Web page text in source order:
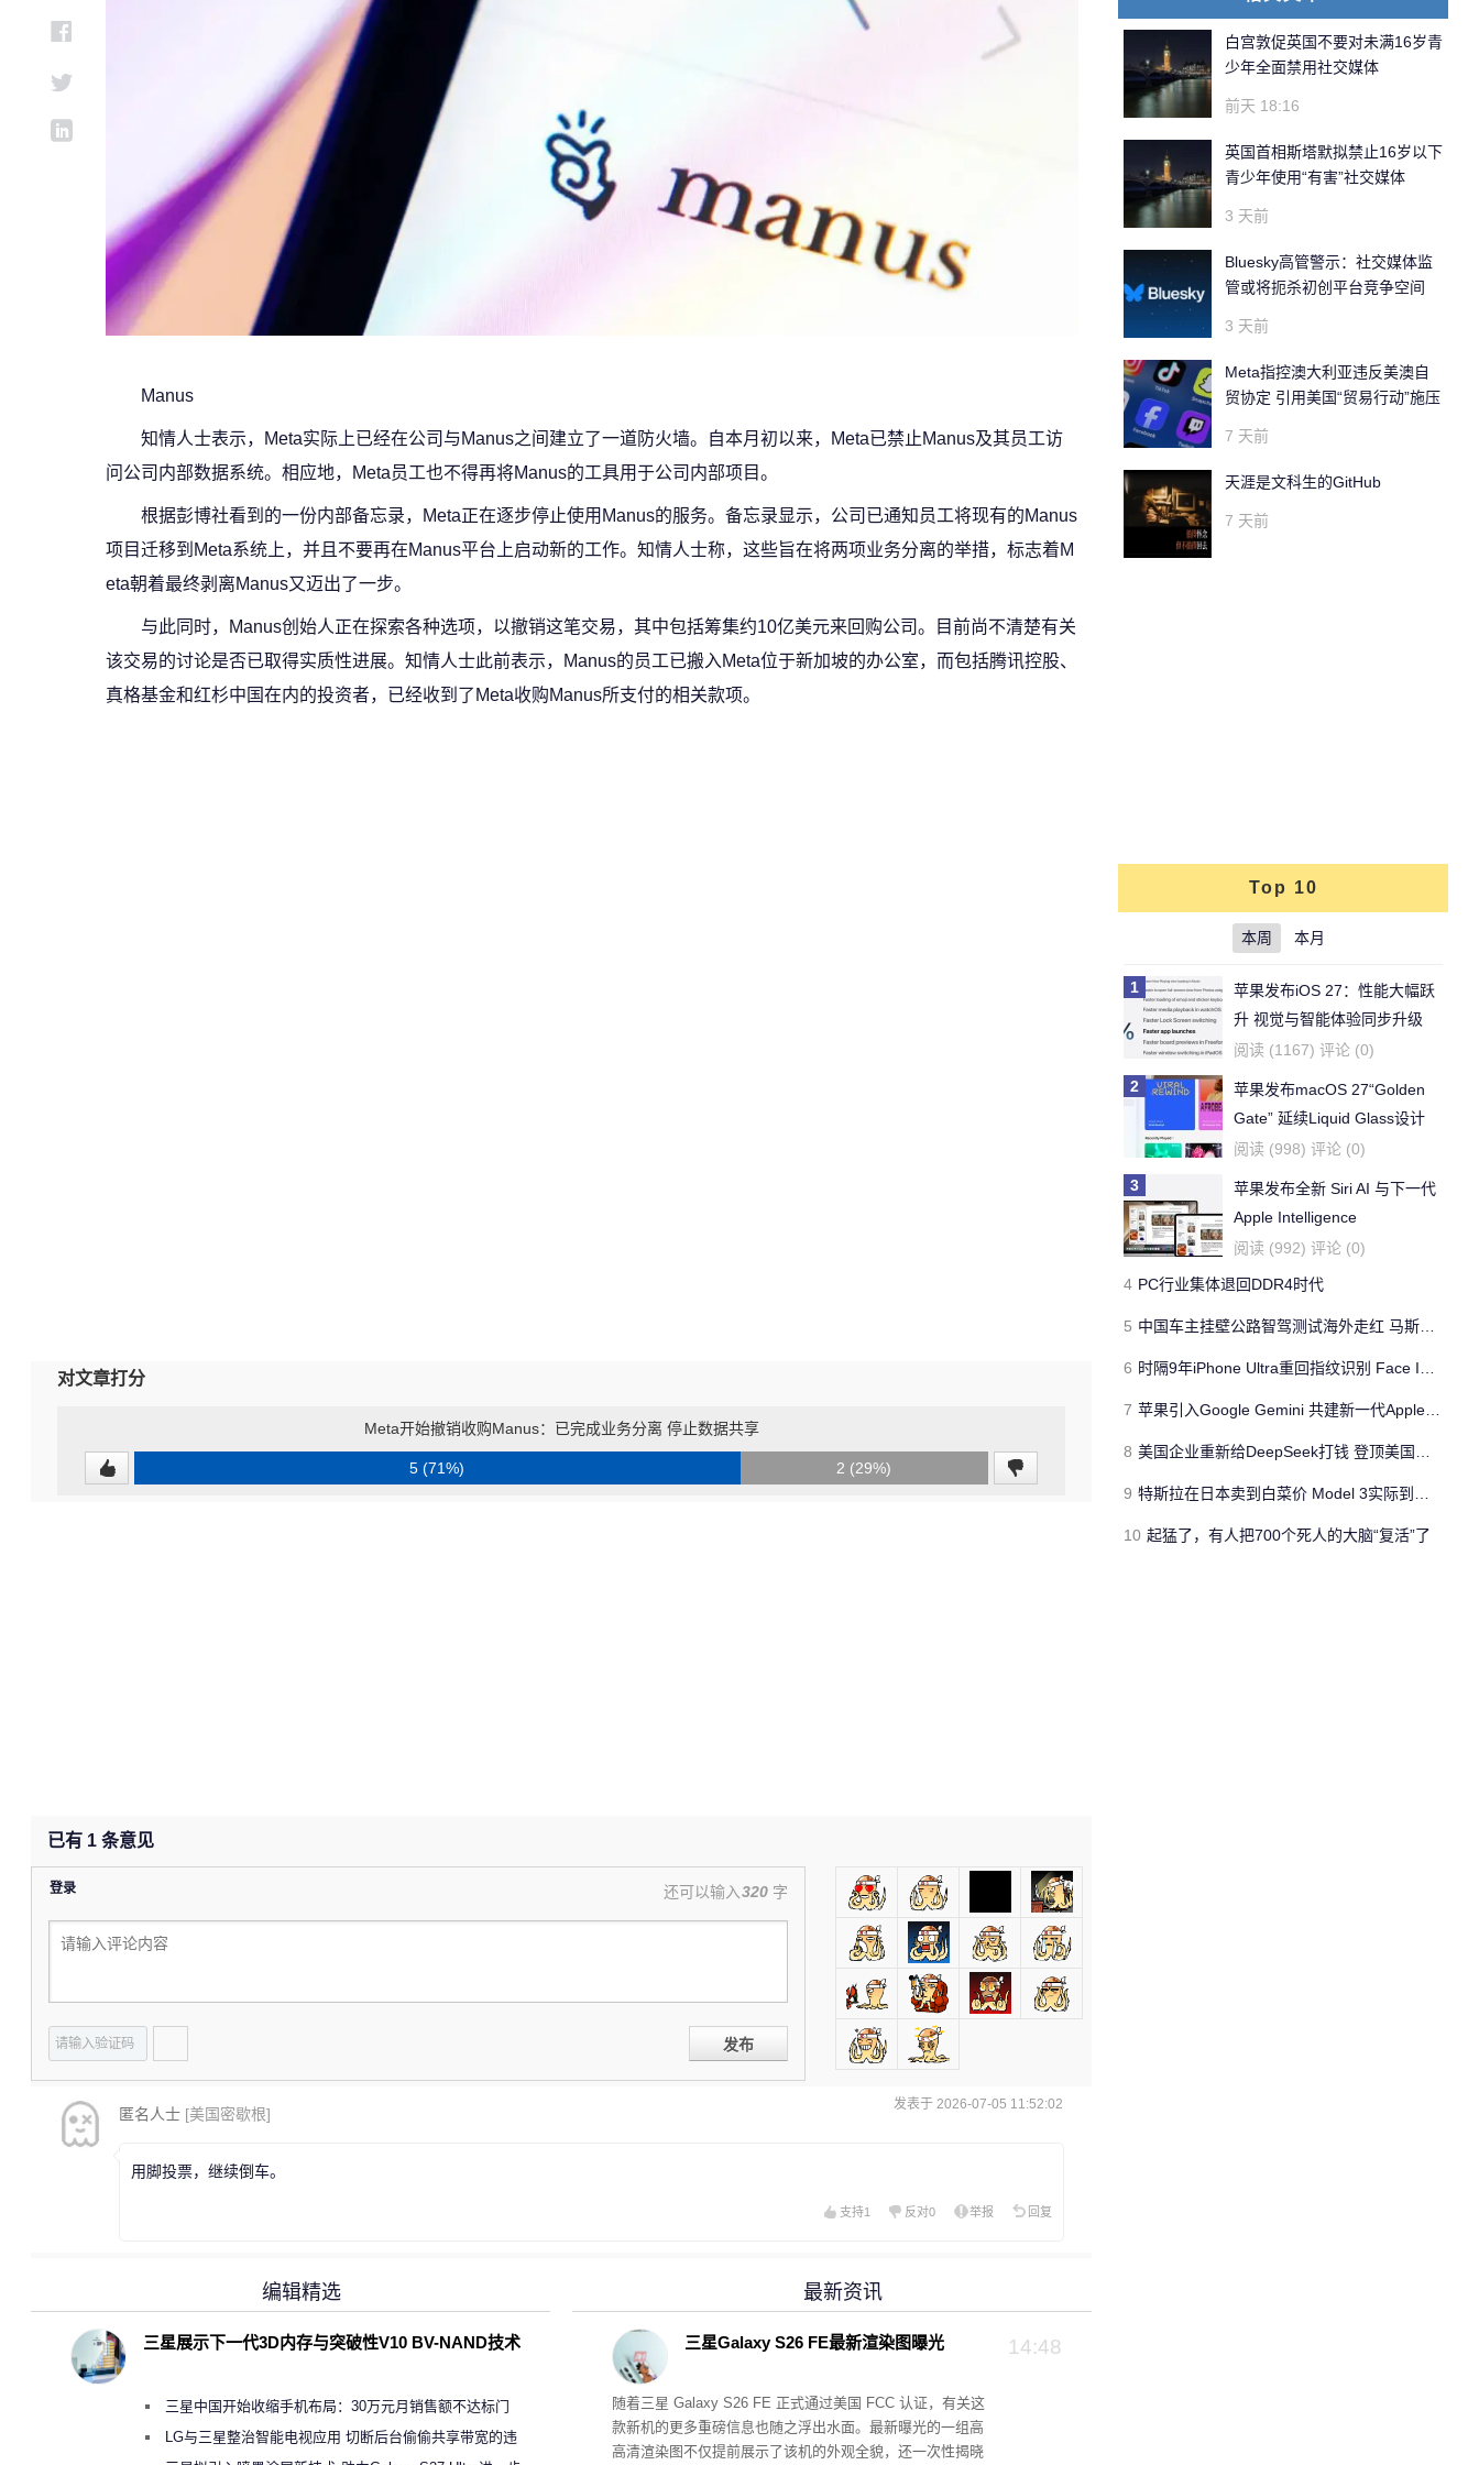
Manus
知情人士表示，Meta实际上已经在公司与Manus之间建立了一道防火墙。自本月初以来，Meta已禁止Manus及其员工访
问公司内部数据系统。相应地，Meta员工也不得再将Manus的工具用于公司内部项目。
根据彭博社看到的一份内部备忘录，Meta正在逐步停止使用Manus的服务。备忘录显示，公司已通知员工将现有的Manus
项目迁移到Meta系统上，并且不要再在Manus平台上启动新的工作。知情人士称，这些旨在将两项业务分离的举措，标志着M
eta朝着最终剥离Manus又迈出了一步。
与此同时，Manus创始人正在探索各种选项，以撤销这笔交易，其中包括筹集约10亿美元来回购公司。目前尚不清楚有关
该交易的讨论是否已取得实质性进展。知情人士此前表示，Manus的员工已搬入Meta位于新加坡的办公室，而包括腾讯控股、
真格基金和红杉中国在内的投资者，已经收到了Meta收购Manus所支付的相关款项。
对文章打分
Meta开始撤销收购Manus：已完成业务分离 停止数据共享
5 (71%) 2 (29%)
已有 1 条意见
登录 还可以输入320 字
发布
匿名人士 [美国密歇根]
发表于 2026-07-05 11:52:02
用脚投票，继续倒车。
支持1 反对0 举报 回复
最新资讯
14:48
三星Galaxy S26 FE最新渲染图曝光
随着三星 Galaxy S26 FE 正式通过美国 FCC 认证，有关这
款新机的更多重磅信息也随之浮出水面。最新曝光的一组高
高清渲染图不仅提前展示了该机的外观全貌，还一次性揭晓
编辑精选
三星展示下一代3D内存与突破性V10 BV-NAND技术
三星中国开始收缩手机布局：30万元月销售额不达标门
店 将被逐步清退
LG与三星整治智能电视应用 切断后台偷偷共享带宽的违
白宫敦促英国不要对未满16岁青
少年全面禁用社交媒体
前天 18:16
英国首相斯塔默拟禁止16岁以下
青少年使用“有害”社交媒体
3 天前
Bluesky高管警示：社交媒体监
管或将扼杀初创平台竞争空间
3 天前
Meta指控澳大利亚违反美澳自
贸协定 引用美国“贸易行动”施压
7 天前
天涯是文科生的GitHub
7 天前
Top 10
本周 本月
1
苹果发布iOS 27：性能大幅跃
升 视觉与智能体验同步升级
阅读 (1167) 评论 (0)
2
苹果发布macOS 27“Golden
Gate” 延续Liquid Glass设计
全面淘汰英特尔架构
阅读 (998) 评论 (0)
3
苹果发布全新 Siri AI 与下一代
Apple Intelligence
阅读 (992) 评论 (0)
4 PC行业集体退回DDR4时代
5 中国车主挂壁公路智驾测试海外走红 马斯克转发
6 时隔9年iPhone Ultra重回指纹识别 Face ID遭抛弃
7 苹果引入Google Gemini 共建新一代Apple Intelligence架构
8 美国企业重新给DeepSeek打钱 登顶美国企业新增采购榜
9 特斯拉在日本卖到白菜价 Model 3实际到手仅需13.4万元
10 起猛了，有人把700个死人的大脑“复活”了